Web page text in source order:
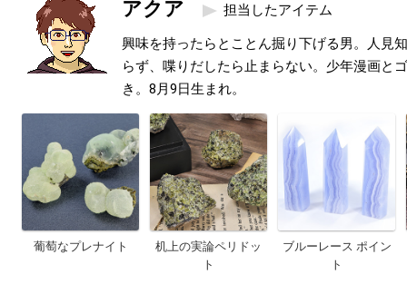
アクア 担当したアイテム
興味を持ったらとことん掘り下げる男。人見
らず、喋りだしたら止まらない。少年漫画と
き。8月9日生まれ。
葡萄なプレナイト
机上の実論ペリドッ
ト
ブルーレース ポイン
ト